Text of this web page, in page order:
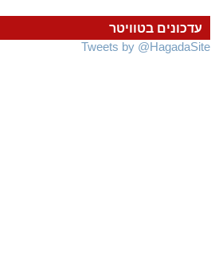
עדכונים בטוויטר
Tweets by @HagadaSite